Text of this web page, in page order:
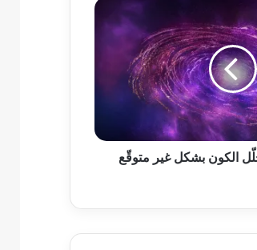
الكون بشكل غير متوقّع